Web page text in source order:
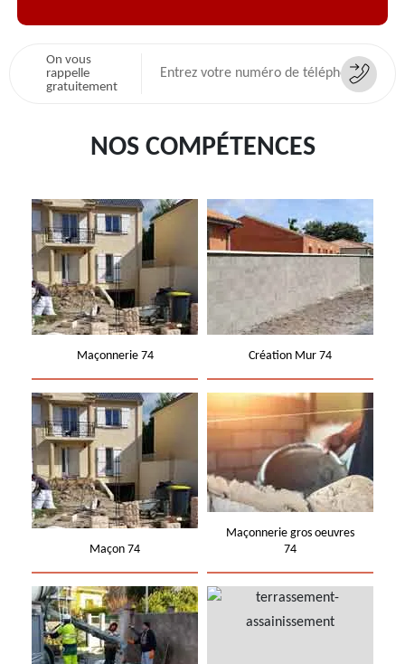
On vous
rappelle
gratuitement
NOS COMPÉTENCES
Maçonnerie 74 Création Mur 74
Maçon 74
Maçonnerie gros oeuvres
74